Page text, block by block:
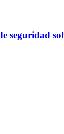
seguridad